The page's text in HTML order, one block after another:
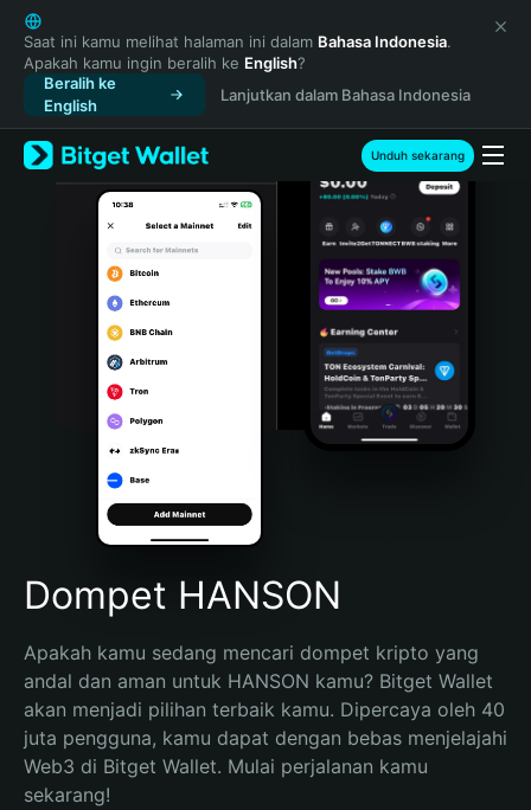
English
日本語
Tiếng Việt
Русский
Español (Latinoamérica)
Türkçe
Italiano
Português (Portugal)
Bahasa Indonesia
Português (Brasil)
Español (Argentina)
Saat ini kamu melihat halaman ini dalam Bahasa Indonesia.
Apakah kamu ingin beralih ke English?
Beralih ke
English
Lanjutkan dalam Bahasa Indonesia
Unduh sekarang
Dompet HANSON
Apakah kamu sedang mencari dompet kripto yang
andal dan aman untuk HANSON kamu? Bitget Wallet
akan menjadi pilihan terbaik kamu. Dipercaya oleh 40
juta pengguna, kamu dapat dengan bebas menjelajahi
Web3 di Bitget Wallet. Mulai perjalanan kamu
sekarang!